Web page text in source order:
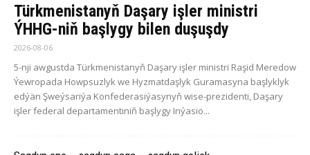
Türkmenistanyň Daşary işler ministri
ÝHHG-niň başlygy bilen duşuşdy
2026-08-06
5-nji awgustda Türkmenistanyň Daşary işler ministri Raşid Meredow
Ýewropada Howpsuzlyk we Hyzmatdaşlyk Guramasyna başlyklyk
edýän Şweýsariýa Konfederasiýasynyň wise-prezidenti, Daşary
işler federal departamentiniň başlygy Inýasio...